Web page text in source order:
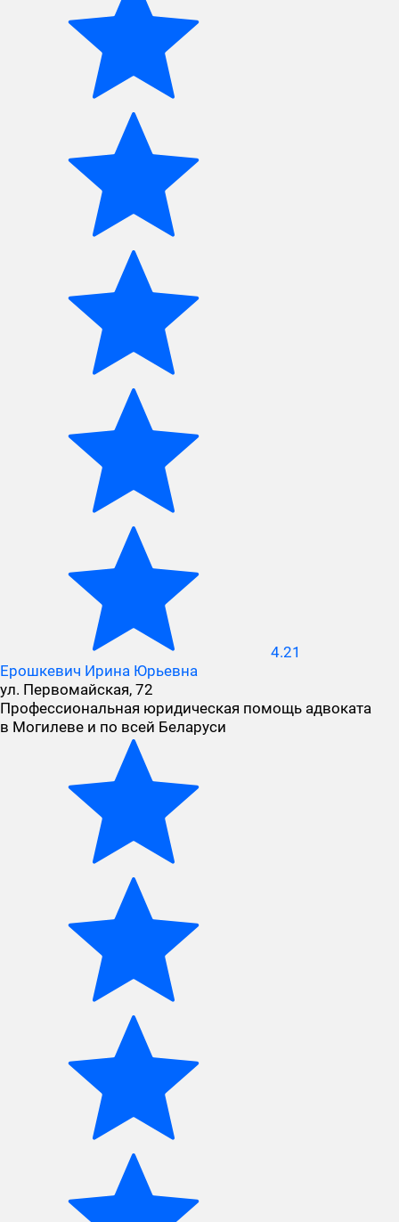
4.21
Ерошкевич Ирина Юрьевна
ул. Первомайская, 72
Профессиональная юридическая помощь адвоката
в Могилеве и по всей Беларуси